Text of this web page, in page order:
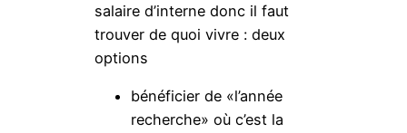
salaire d’interne donc il faut
trouver de quoi vivre : deux
options
bénéficier de «l’année
recherche» où c’est la